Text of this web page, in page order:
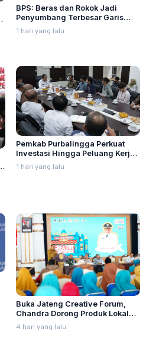
BPS: Beras dan Rokok Jadi
Penyumbang Terbesar Garis
Kemiskinan di Jateng
1 hari yang lalu
Pemkab Purbalingga Perkuat
Investasi Hingga Peluang Kerja
di Jepang
1 hari yang lalu
Buka Jateng Creative Forum,
Chandra Dorong Produk Lokal
Pati Naik Kelas
4 hari yang lalu